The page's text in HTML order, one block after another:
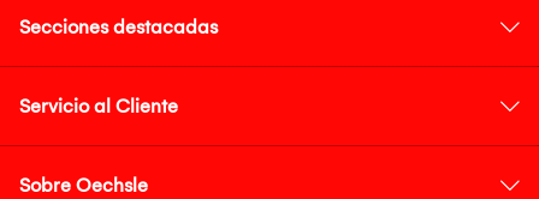
Secciones destacadas
Servicio al Cliente
Sobre Oechsle